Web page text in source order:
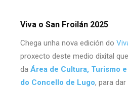
Viva o San Froilán 2025
Chega unha nova edición do
proxecto deste medio dixital
da Área de Cultura, Turismo
do Concello de Lugo, para